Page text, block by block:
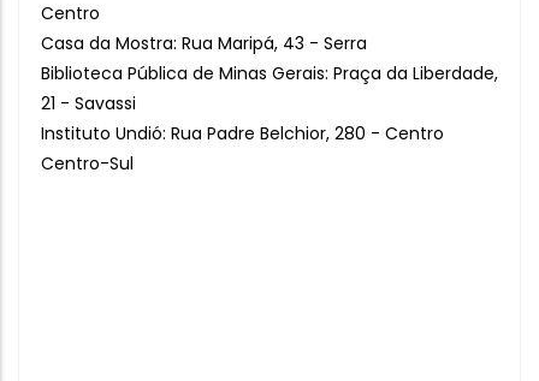
Centro
Casa da Mostra: Rua Maripá, 43 - Serra
Biblioteca Pública de Minas Gerais: Praça da Liberdade,
21 - Savassi
Instituto Undió: Rua Padre Belchior, 280 - Centro
Centro-Sul